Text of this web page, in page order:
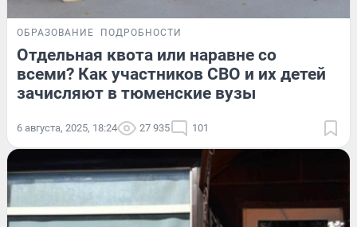
ОБРАЗОВАНИЕ ПОДРОБНОСТИ
Отдельная квота или наравне со
всеми? Как участников СВО и их детей
зачисляют в тюменские вузы
6 августа, 2025, 18:24 27 935 101